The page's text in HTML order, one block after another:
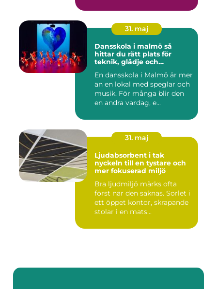
31. maj
Dansskola i malmö så
hittar du rätt plats för
teknik, glädje och
En dansskola i Malmö är mer
än en lokal med speglar och
musik. För många blir den
en andra vardag, e...
31. maj
Ljudabsorbent i tak
nyckeln till en tystare och
mer fokuserad miljö
Bra ljudmiljö märks ofta
först när den saknas. Sorlet i
ett öppet kontor, skrapande
stolar i en mats...